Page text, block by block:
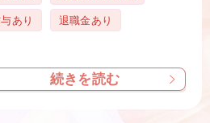
あり 退職金あり
続きを読む